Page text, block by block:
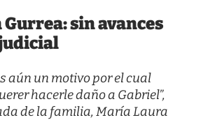
Gurrea: sin avances
aún un motivo por el cual
hacerle daño a Gabriel”,
de la familia, María Laura